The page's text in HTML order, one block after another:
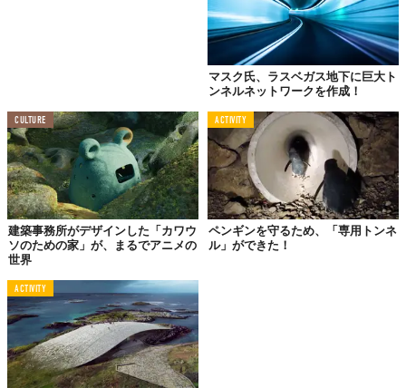
デザインを手掛けたのは、これまでも
ど、数々の斬新なアイデアを表現してきた
周囲の自然に溶け込み、かつインパクト
たそうだ。
マスク氏、ラスベガス地下に巨大ト
ンネルネットワークを作成！
CULTURE
建築事務所がデザインした「カワウ
ソのための家」が、まるでアニメの
世界
ACTIVITY
ペンギンを守るため、「専用トンネ
ル」ができた！
ACTIVITY